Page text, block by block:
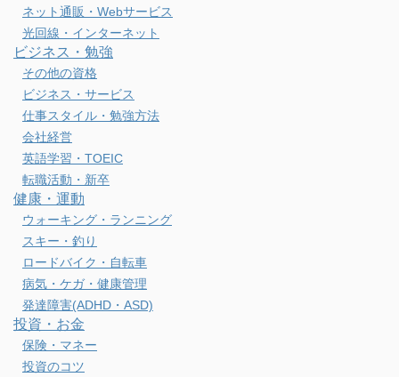
ネット通販・Webサービス
光回線・インターネット
ビジネス・勉強
その他の資格
ビジネス・サービス
仕事スタイル・勉強方法
会社経営
英語学習・TOEIC
転職活動・新卒
健康・運動
ウォーキング・ランニング
スキー・釣り
ロードバイク・自転車
病気・ケガ・健康管理
発達障害(ADHD・ASD)
投資・お金
保険・マネー
投資のコツ